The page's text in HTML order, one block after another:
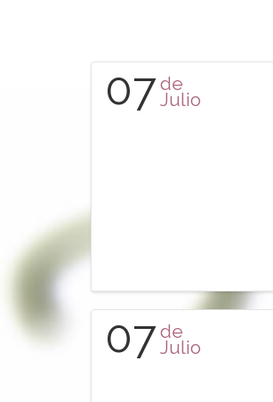
07de
Julio
07de
Julio